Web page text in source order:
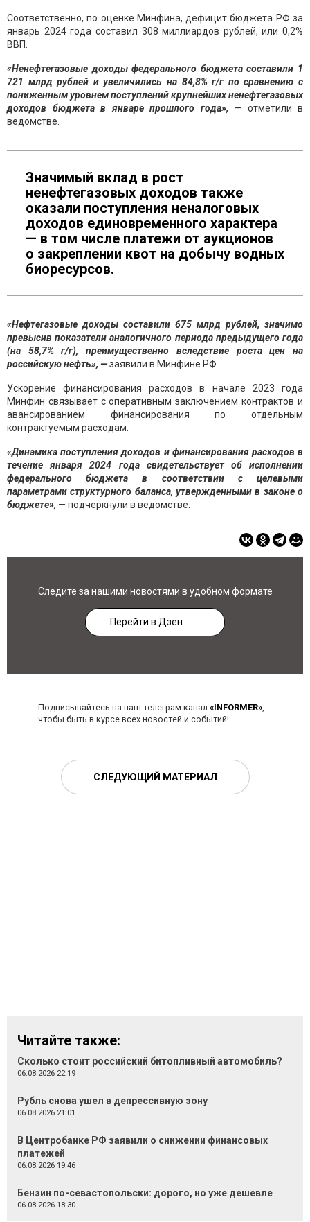
Соответственно, по оценке Минфина, дефицит бюджета РФ за
январь 2024 года составил 308 миллиардов рублей, или 0,2%
ВВП.
«Ненефтегазовые доходы федерального бюджета составили 1
721 млрд рублей и увеличились на 84,8% г/г по сравнению с
пониженным уровнем поступлений крупнейших ненефтегазовых
доходов бюджета в январе прошлого года», — отметили в
ведомстве.
Значимый вклад в рост
ненефтегазовых доходов также
оказали поступления неналоговых
доходов единовременного характера
— в том числе платежи от аукционов
о закреплении квот на добычу водных
биоресурсов.
«Нефтегазовые доходы составили 675 млрд рублей, значимо
превысив показатели аналогичного периода предыдущего года
(на 58,7% г/г), преимущественно вследствие роста цен на
российскую нефть», —заявили в Минфине РФ.
Ускорение финансирования расходов в начале 2023 года
Минфин связывает с оперативным заключением контрактов и
авансированием финансирования по отдельным
контрактуемым расходам.
«Динамика поступления доходов и финансирования расходов в
течение января 2024 года свидетельствует об исполнении
федерального бюджета в соответствии с целевыми
параметрами структурного баланса, утвержденными в законе о
бюджете», — подчеркнули в ведомстве.
Следите за нашими новостями в удобном формате
Перейти в Дзен
Подписывайтесь на наш телеграм-канал «INFORMER»,
чтобы быть в курсе всех новостей и событий!
СЛЕДУЮЩИЙ МАТЕРИАЛ
Читайте также:
Сколько стоит российский битопливный автомобиль?
06.08.2026 22:19
Рубль снова ушел в депрессивную зону
06.08.2026 21:01
В Центробанке РФ заявили о снижении финансовых
платежей
06.08.2026 19:46
Бензин по-севастопольски: дорого, но уже дешевле
06.08.2026 18:30